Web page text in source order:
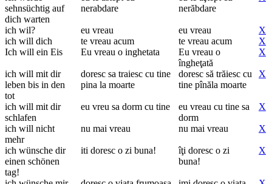
sehnsüchtig auf
dich warten
nerabdare
nerăbdare
ich wil? eu vreau eu vreau
X
ich will dich
te vreau acum te vreau acum
X
Ich will ein Eis
Eu vreau o inghetata
Eu vreau o
îngheţată
X
ich will mit dir
leben bis in den
tot
doresc sa traiesc cu tine
pina la moarte
doresc să trăiesc cu
tine pînăla moarte
X
ich will mit dir
schlafen
eu vreu sa dorm cu tine
eu vreau cu tine sa
dorm
X
ich will nicht
mehr
nu mai vreau nu mai vreau X
ich wünsche dir
einen schönen
tag!
iti doresc o zi buna!
îţi doresc o zi
buna!
X